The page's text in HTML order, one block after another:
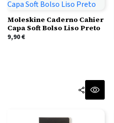
Moleskine Caderno Cahier
Capa Soft Bolso Liso Preto
9,90€